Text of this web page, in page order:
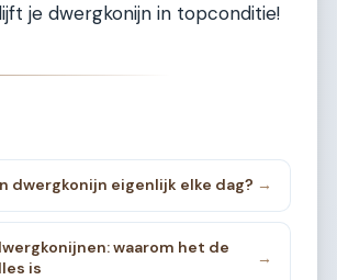
je dwergkonijn in topconditie!
dwergkonijn eigenlijk elke dag? →
waarom het de
is
→